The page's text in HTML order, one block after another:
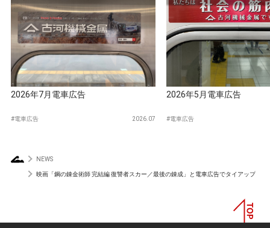
2026年7月電車広告
電車広告 2026.07
2026年5月電車広告
電車広告
NEWS
映画「鋼の錬金術師 完結編 復讐者スカー／最後の錬成」と電車広告でタイアップ